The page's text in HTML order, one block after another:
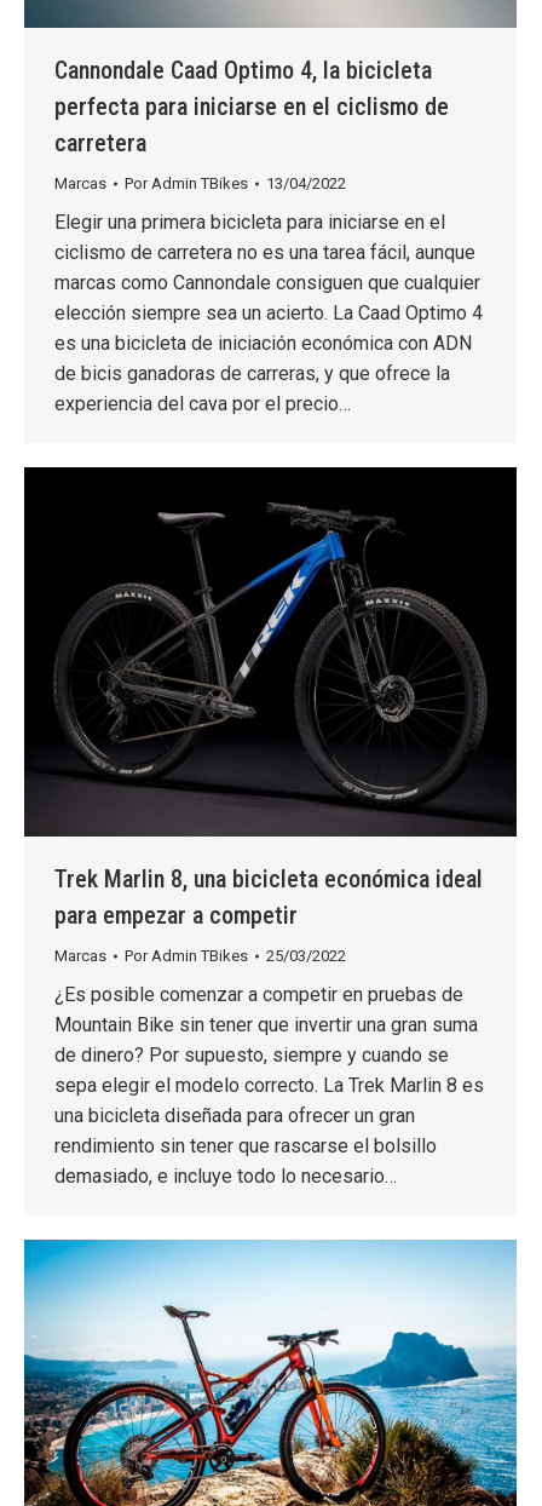
Cannondale Caad Optimo 4, la bicicleta
perfecta para iniciarse en el ciclismo de
carretera
Marcas PorAdmin TBikes 13/04/2022
Elegir una primera bicicleta para iniciarse en el
ciclismo de carretera no es una tarea fácil, aunque
marcas como Cannondale consiguen que cualquier
elección siempre sea un acierto. La Caad Optimo 4
es una bicicleta de iniciación económica con ADN
de bicis ganadoras de carreras, y que ofrece la
experiencia del cava por el precio…
Trek Marlin 8, una bicicleta económica ideal
para empezar a competir
Marcas PorAdmin TBikes 25/03/2022
¿Es posible comenzar a competir en pruebas de
Mountain Bike sin tener que invertir una gran suma
de dinero? Por supuesto, siempre y cuando se
sepa elegir el modelo correcto. La Trek Marlin 8 es
una bicicleta diseñada para ofrecer un gran
rendimiento sin tener que rascarse el bolsillo
demasiado, e incluye todo lo necesario…